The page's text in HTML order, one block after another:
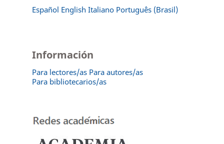
Español English Italiano Português (Brasil)
Información
Para lectores/as Para autores/as
Para bibliotecarios/as